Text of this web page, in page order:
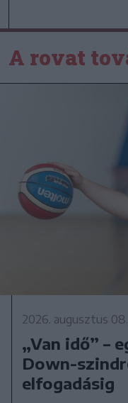
A rovat
2026. augusztus
„Van idő” –
Down-
elfogadásig